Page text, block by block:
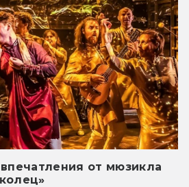
от мюзикла